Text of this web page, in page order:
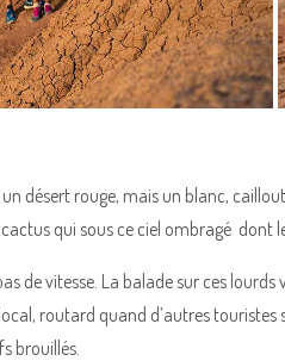
un désert rouge, mais un blanc,
qui sous ce ciel ombragé dont
de vitesse. La balade sur ces
routard quand d’autres
brouillés.